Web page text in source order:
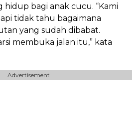
bagi anak cucu. “Kami
tidak tahu bagaimana
yang sudah dibabat.
membuka jalan itu,” kata
Advertisement